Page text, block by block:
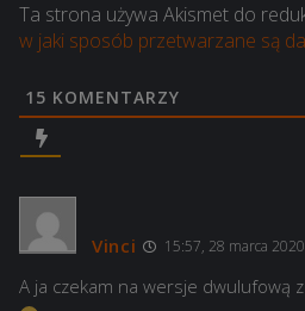
Ta strona używa Akismet do
w jaki sposób przetwarzane są
15 KOMENTARZY
Vinci 15:57, 28 marca
A ja czekam na wersje dwulufową